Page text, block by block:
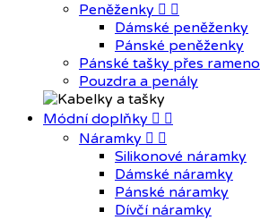
Peněženky  
Dámské peněženky
Pánské peněženky
Pánské tašky přes rameno
Pouzdra a penály
Módní doplňky  
Náramky  
Silikonové náramky
Dámské náramky
Pánské náramky
Dívčí náramky